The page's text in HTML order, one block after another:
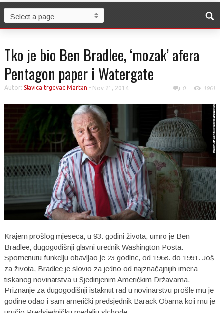
Tko je bio Ben Bradlee, ‘mozak’ afera
Pentagon paper i Watergate
Autor: Slavica trgovac Martan - Nov 21, 2014 0 1961
Krajem prošlog mjeseca, u 93. godini života, umro je Ben
Bradlee, dugogodišnji glavni urednik Washington Posta.
Spomenutu funkciju obavljao je 23 godine, od 1968. do 1991. Još
za života, Bradlee je slovio za jedno od najznačajnijih imena
tiskanog novinarstva u Sjedinjenim Američkim Državama.
Priznanje za dugogodišnji istaknut rad u novinarstvu prošle mu je
godine odao i sam američki predsjednik Barack Obama koji mu je